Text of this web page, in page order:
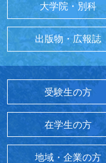
大学院・別科
出版物・広報誌
受験生の方
在学生の方
地域・企業の方